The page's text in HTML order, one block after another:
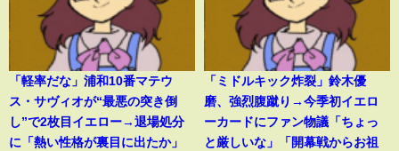
「軽率だな」浦和10番マテウ
ス・サヴィオが“最悪の突き倒
し”で2枚目イエロー→退場処分
に「熱い性格が裏目に出たか」
「ミドルキック炸裂」鈴木優
磨、強烈腹蹴り→今季初イエロ
ーカードにファン物議「ちょっ
と厳しいな」「開幕戦からお祖